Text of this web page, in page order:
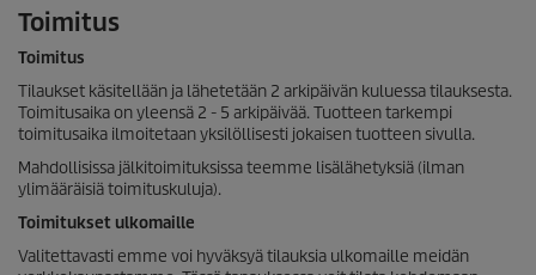
Toimitus
Toimitus
Tilaukset käsitellään ja lähetetään 2 arkipäivän kuluessa tilauksesta.
Toimitusaika on yleensä 2 - 5 arkipäivää. Tuotteen tarkempi
toimitusaika ilmoitetaan yksilöllisesti jokaisen tuotteen sivulla.
Mahdollisissa jälkitoimituksissa teemme lisälähetyksiä (ilman
ylimääräisiä toimituskuluja).
Toimitukset ulkomaille
Valitettavasti emme voi hyväksyä tilauksia ulkomaille meidän